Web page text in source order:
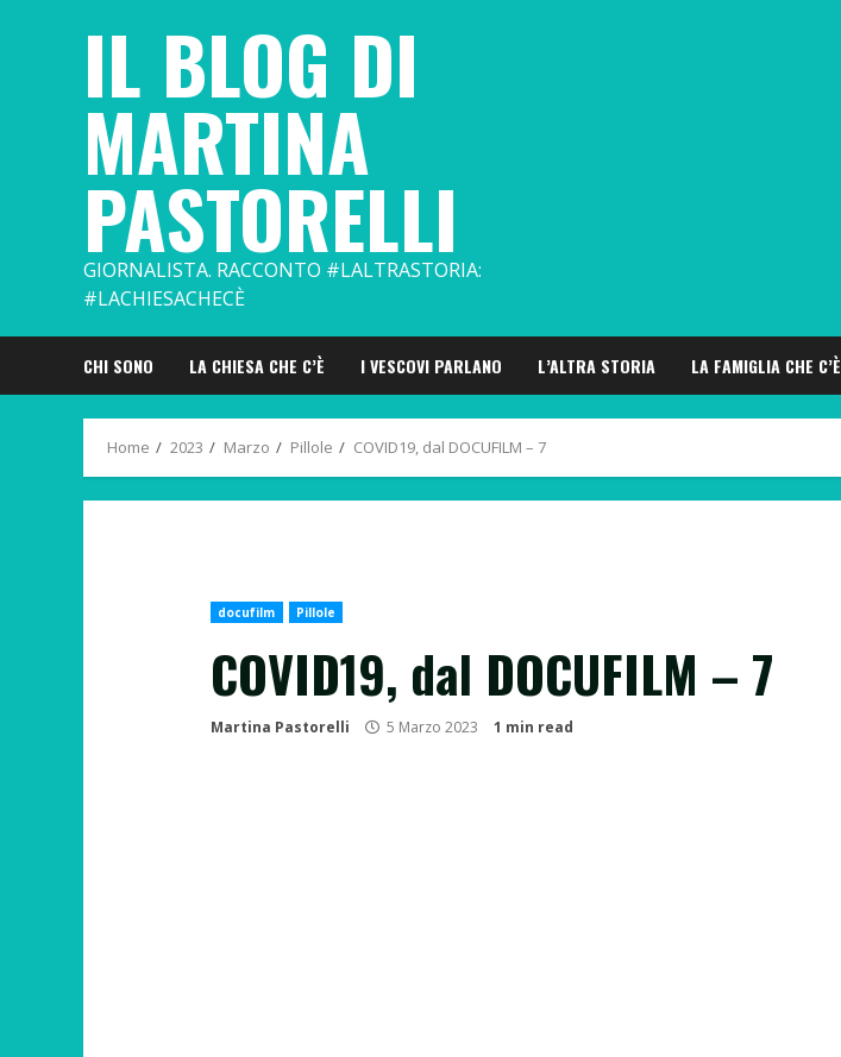
IL BLOG DI
MARTINA
PASTORELLI
GIORNALISTA. RACCONTO #LALTRASTORIA:
#LACHIESACHECÈ
CHI SONO LA CHIESA CHE C’È I VESCOVI PARLANO L’ALTRA STORIA LA FAMIGLIA CHE C’È
Home 2023 Marzo Pillole COVID19, dal DOCUFILM – 7
docufilm Pillole
COVID19, dal DOCUFILM – 7
Martina Pastorelli 5 Marzo 2023 1 min read